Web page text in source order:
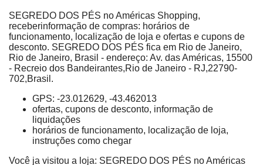
SEGREDO DOS PÉS no Américas Shopping,
receberinformação de compras: horários de
funcionamento, localização de loja e ofertas e cupons de
desconto. SEGREDO DOS PÉS fica em Rio de Janeiro,
Rio de Janeiro, Brasil - endereço: Av. das Américas, 15500
- Recreio dos Bandeirantes,Rio de Janeiro - RJ,22790-
702,Brasil.
GPS: -23.012629, -43.462013
ofertas, cupons de desconto, informação de
liquidações
horários de funcionamento, localização de loja,
instruções como chegar
Você ja visitou a loja: SEGREDO DOS PÉS no Américas